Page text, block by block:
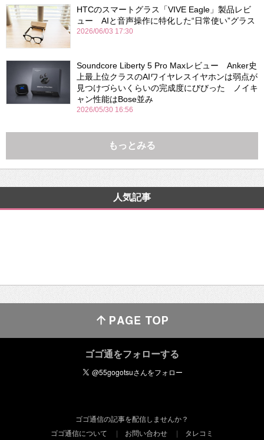
HTCのスマートグラス「VIVE Eagle」製品レビ
ュー AIと音声操作に特化した“日常使い”グラス
2026/06/03 17:30
Soundcore Liberty 5 Pro Maxレビュー Anker史
上最上位クラスのAIワイヤレスイヤホンは弱点が
見つけづらいくらいの完成度にびびった ノイキ
ャン性能はBose並み
2026/05/30 16:56
もっとみる
人気記事
ゴゴ通をフォローする
ゴゴ通信の記事を配信しませんか？
ゴゴ通信について
お問い合わせ タレコミ